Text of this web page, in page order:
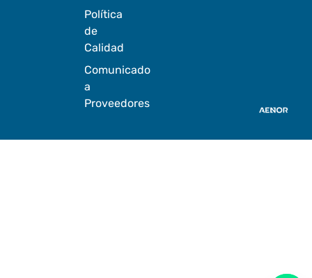
Política
de
Calidad
Comunicado
a
Proveedores